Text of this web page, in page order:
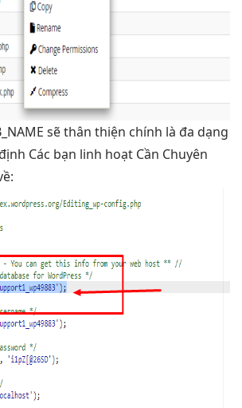
sẽthân thiện chính là đa dạng
Các bạn linh hoạt Cần Chuyên